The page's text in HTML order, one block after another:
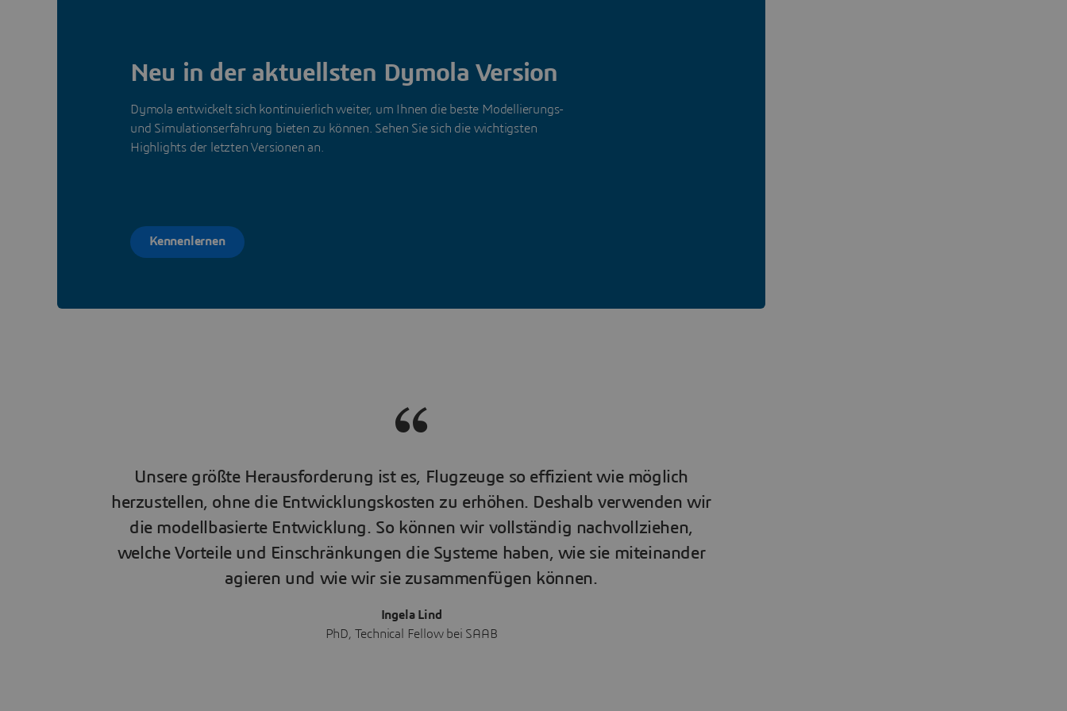
Neu in der aktuellsten Dymola Version
Dymola entwickelt sich kontinuierlich weiter, um Ihnen die beste Modellierungs-
und Simulationserfahrung bieten zu können. Sehen Sie sich die wichtigsten
Highlights der letzten Versionen an.
Kennenlernen
Unsere größte Herausforderung ist es, Flugzeuge so effizient wie möglich
herzustellen, ohne die Entwicklungskosten zu erhöhen. Deshalb verwenden wir
die modellbasierte Entwicklung. So können wir vollständig nachvollziehen,
welche Vorteile und Einschränkungen die Systeme haben, wie sie miteinander
agieren und wie wir sie zusammenfügen können.
Ingela Lind
PhD, Technical Fellow bei SAAB